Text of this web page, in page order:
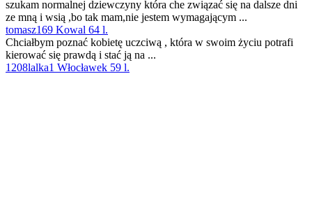
szukam normalnej dziewczyny która che związać się na dalsze dni
ze mną i wsią ,bo tak mam,nie jestem wymagającym ...
tomasz169 Kowal 64 l.
Chciałbym poznać kobietę uczciwą , która w swoim życiu potrafi
kierować się prawdą i stać ją na ...
1208lalka1 Włocławek 59 l.